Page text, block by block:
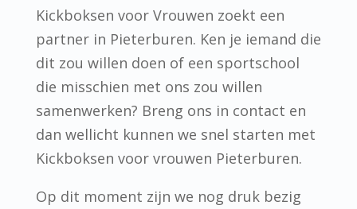
Kickboksen voor Vrouwen zoekt een
partner in Pieterburen. Ken je iemand die
dit zou willen doen of een sportschool
die misschien met ons zou willen
samenwerken? Breng ons in contact en
dan wellicht kunnen we snel starten met
Kickboksen voor vrouwen Pieterburen.
Op dit moment zijn we nog druk bezig